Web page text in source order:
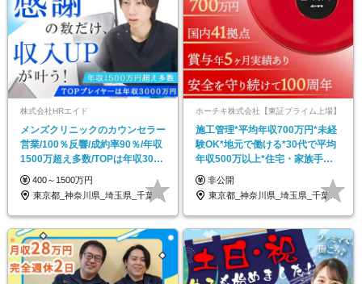
株式会社HRエイド
メンズクリニックのカウンセラー
営業/100％反響/成約率90％/年収
1500万超え多数/TOPは年収3000
万
400～1500万円
東京都_神奈川県_埼玉県_千葉県_大阪府…
ホーチキ株式会社【東証プライム上場】
施工管理*平均年収700万円*未経
験OK*地元で働ける*30代で平均
年収500万以上*住宅・家族手当
あり*土日祝休み
非公開
東京都_神奈川県_埼玉県_千葉県_大阪府…